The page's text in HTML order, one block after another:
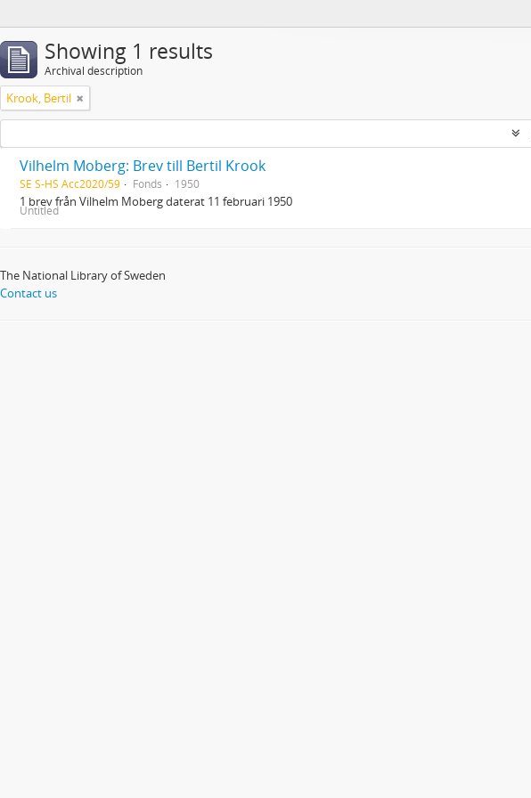
Showing 1 results
Archival description
Krook, Bertil
Vilhelm Moberg: Brev till Bertil Krook
SE S-HS Acc2020/59 Fonds 1950
1 brev från Vilhelm Moberg daterat 11 februari 1950
Untitled
The National Library of Sweden
Contact us